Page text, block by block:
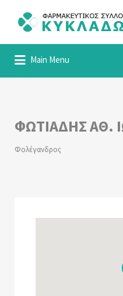
Φαρμακευτικός
Αναζήτηση
για:
Main Menu
για:
ΦΩΤΙΑΔΗΣ ΑΘ.
Φολέγανδρος